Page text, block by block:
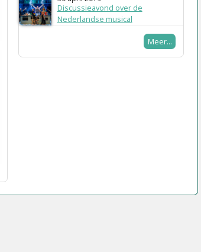
Discussieavond over de
Nederlandse musical
Meer...